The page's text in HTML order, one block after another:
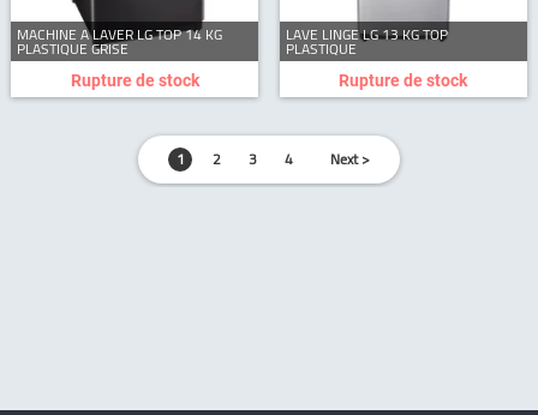
MACHINE A LAVER LG TOP 14 KG
PLASTIQUE GRISE
Rupture de stock
LAVE LINGE LG 13 KG TOP
PLASTIQUE
Rupture de stock
1 2 3 4 Next >